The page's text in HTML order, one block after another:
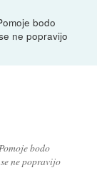
bodo
ne popravijo
bodo
ne popravijo